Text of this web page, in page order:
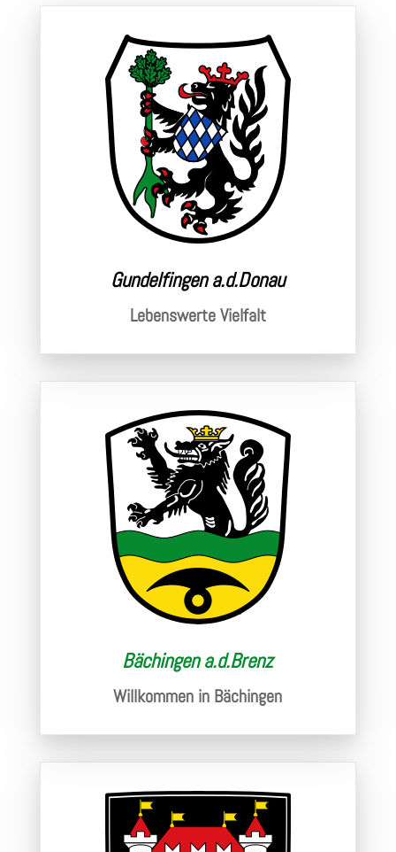
Gundelfingen a.d.Donau
Lebenswerte Vielfalt
Bächingen a.d.Brenz
Willkommen in Bächingen